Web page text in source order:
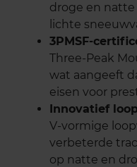
droge en
lichte
3PMSF-
Three-Peak
wat aangeeft
eisen voor
Innovatief
V-vormige
verbeterde
op natte en